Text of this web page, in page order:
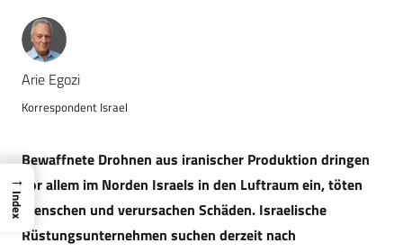
Arie Egozi
Korrespondent Israel
Bewaffnete Drohnen aus iranischer Produktion dringen
vor allem im Norden Israels in den Luftraum ein, töten
Menschen und verursachen Schäden. Israelische
Rüstungsunternehmen suchen derzeit nach
→
Index